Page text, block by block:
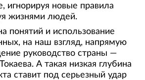
игнорируя новые правила
жизнями людей.
понятий и использование
на наш взгляд, напрямую
руководство страны —
А такая низкая глубина
ставит под серьезный удар